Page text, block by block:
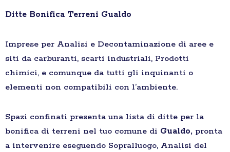
Ditte Bonifica Terreni Gualdo
Imprese per Analisi e Decontaminazione di aree e
siti da carburanti, scarti industriali, Prodotti
chimici, e comunque da tutti gli inquinanti o
elementi non compatibili con l’ambiente.
Spazi confinati presenta una lista di ditte per la
bonifica di terreni nel tuo comune di Gualdo, pronta
a intervenire eseguendo Sopralluogo, Analisi del